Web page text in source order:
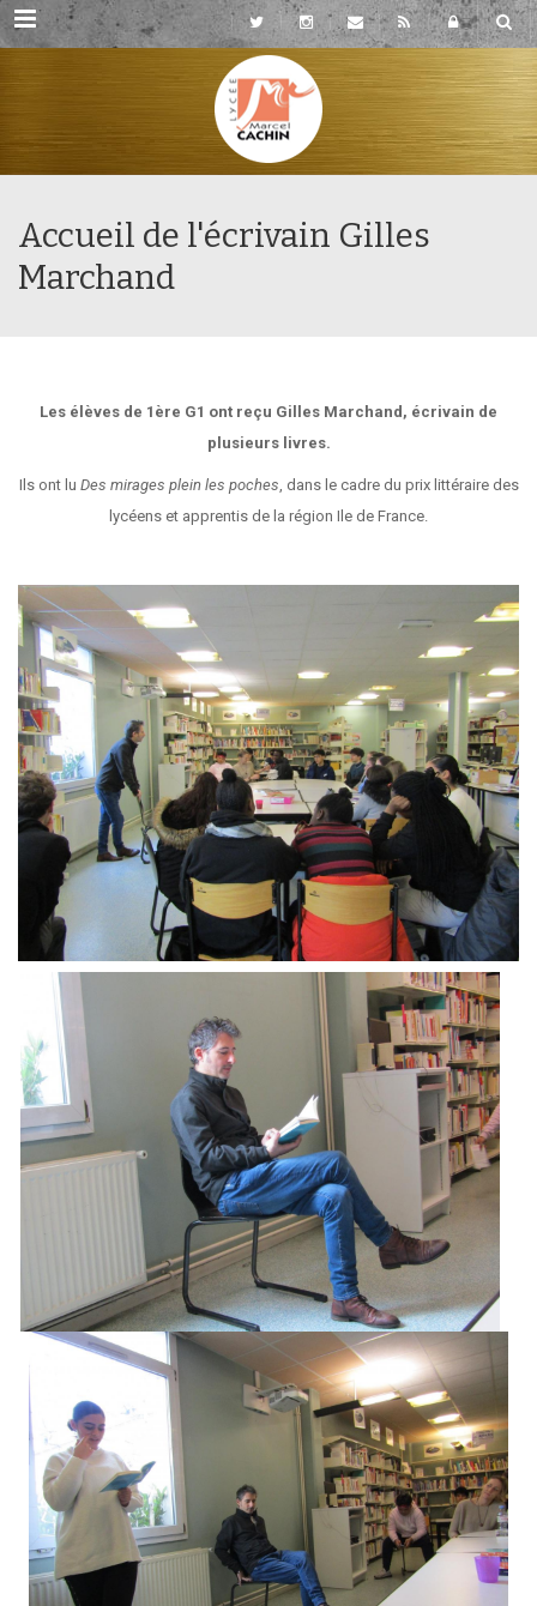
Rubriques
Accueil de l'écrivain Gilles
Marchand
Les élèves de 1ère G1 ont reçu Gilles Marchand, écrivain de
plusieurs livres.
Ils ont lu Des mirages plein les poches, dans le cadre du prix littéraire des
lycéens et apprentis de la région Ile de France.